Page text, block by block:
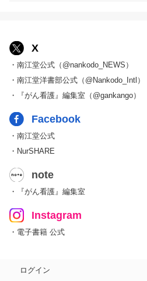
X
・南江堂公式（@nankodo_NEWS）
・南江堂洋書部公式（@Nankodo_Intl）
・『がん看護』編集室（@gankango）
Facebook
・南江堂公式
・NurSHARE
note
・『がん看護』編集室
Instagram
・電子書籍 公式
ログイン